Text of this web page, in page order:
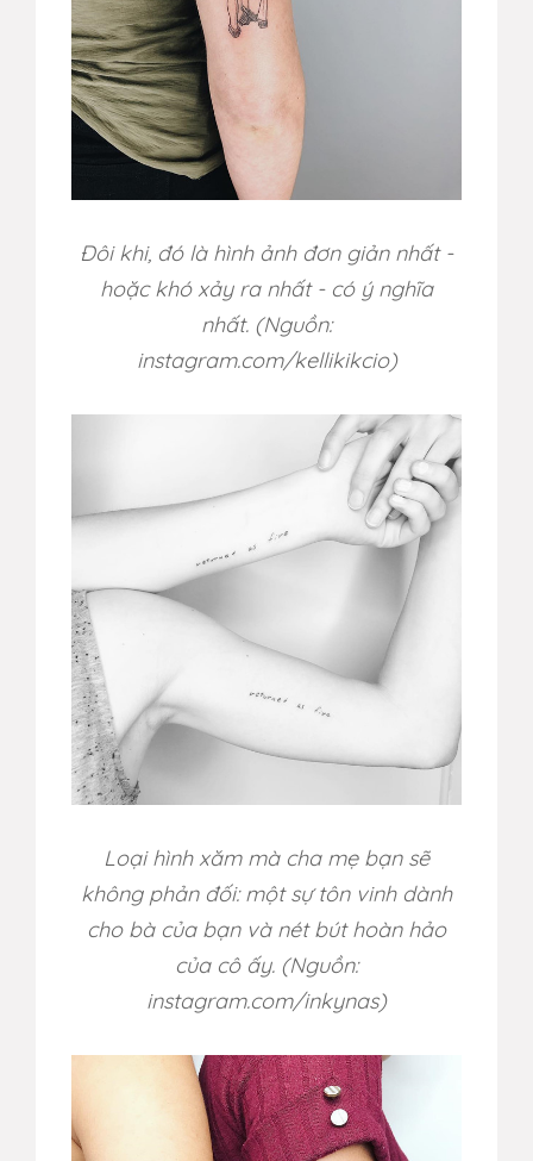
Đôi khi, đó là hình ảnh đơn giản nhất -
hoặc khó xảy ra nhất - có ý nghĩa
nhất. (Nguồn:
instagram.com/kellikikcio)
Loại hình xăm mà cha mẹ bạn sẽ
không phản đối: một sự tôn vinh dành
cho bà của bạn và nét bút hoàn hảo
của cô ấy. (Nguồn:
instagram.com/inkynas​)